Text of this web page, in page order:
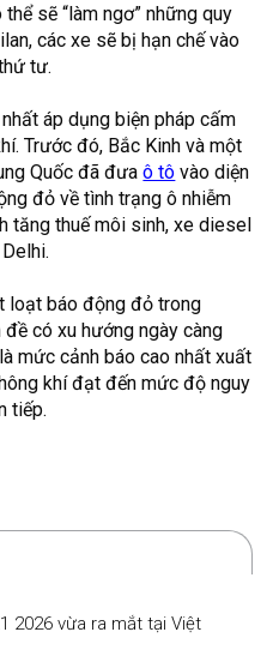
sẽ “làm ngơ” những quy
các xe sẽ bị hạn chế vào
tư.
áp dụng biện pháp cấm
Trước đó, Bắc Kinh và một
Quốc đã đưaô tô vào diện
đỏ về tình trạng ô nhiễm
tăng thuế môi sinh, xe diesel
loạt báo động đỏ trong
có xu hướng ngày càng
mức cảnh báo cao nhất xuất
khí đạt đến mức độ nguy
tiếp.
2026 vừa ra mắt tại Việt